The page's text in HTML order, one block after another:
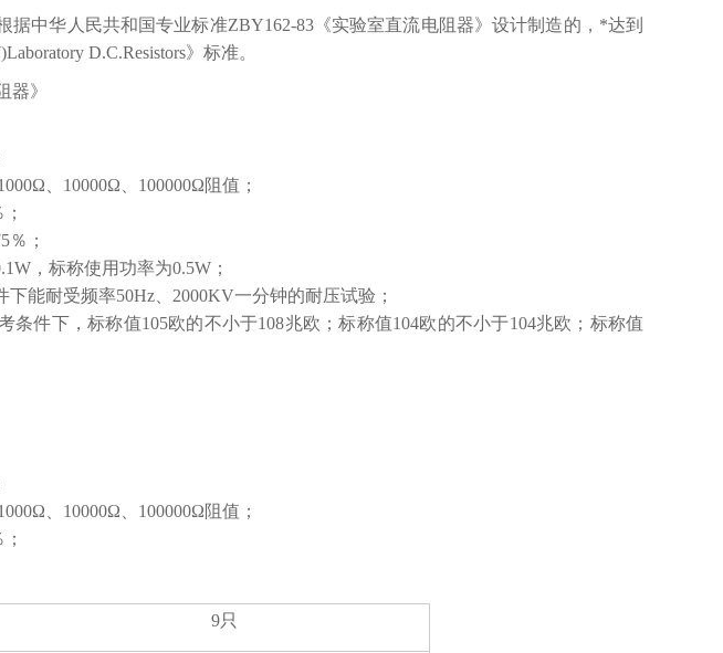
询
据中华人民共和国专业标准ZBY162-83《实验室直流电阻器》设计制造的，*达到
D.C.Resistors》标准。
器》
、10000Ω、100000Ω阻值；
；
，标称使用功率为0.5W；
能耐受频率50Hz、2000KV一分钟的耐压试验；
条件下，标称值105欧的不小于108兆欧；标称值104欧的不小于104兆欧；标称值
、10000Ω、100000Ω阻值；
9只